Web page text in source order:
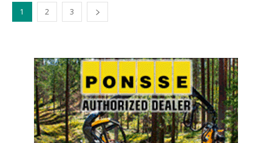
1 2 3